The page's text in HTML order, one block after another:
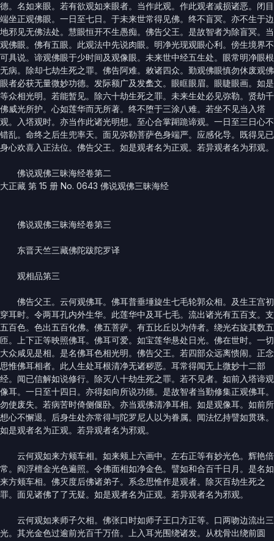
德。名如来眼。若有欲观如来眼者。当作此观。作此观者减损诸恶。闭目
端坐正观佛眼。一日至七日。于未来世常得见佛。终不盲冥。亦不生于边
地邪见无佛法处。慧眼恒开不生愚痴。佛告父王。是故智者为除盲冥。当
观佛眼。佛有五眼。此观法中先说肉眼。明净光现观眼心利。傍生境界不
可具说。谛观佛眼于少时间及观像眼。未来世中经五生处。眼常明净眼根
无病。除却七劫生死之罪。佛告阿难。敕诸四众。勤观佛眼慎勿休废观佛
眼者必获无量微妙功德。发际额广及发䗍文。眼眶眼眉。眼睫眼画。如是
等众相光明。若能暂见。除六十劫生死之罪。未来生处必见弥勒。贤劫千
佛威光所护。心如莲华而无所著。终不堕于三涂八难。若坐不见当入塔
观。入塔观时。亦当作此诸光明想。至心合掌䠒跪谛观。一日至三日心不
错乱。命终之后生兜率天。面见弥勒菩萨色身端严。应感化导。既得见已
身心欢喜入正法位。佛告父王。如是观者名为正观。若异观者名为邪观。
佛说观佛三昧海经卷第二
大正藏 第 15 册 No. 0643 佛说观佛三昧海经
佛说观佛三昧海经卷第三
东晋天竺三藏佛陀跋陀罗译
观相品第三
佛告父王。云何观佛耳。佛耳普垂埵旋生七毛轮郭众相。及生王宫初
穿耳时。令两耳孔内外生华。此莲华中及耳七毛。流出诸光有五百支。支
五百色。色出五百化佛。佛五菩萨。有五比丘以为侍者。绕光右旋其数五
匝。上下正等映照佛耳。佛耳可爱。如宝莲华悬处日光。佛在世时。一切
大众咸见是相。是名佛耳色相光明。佛告父王。若四部众远离愦闹。正念
思惟佛耳相者。此人生处耳根清净无诸秽恶。耳常得闻无上微妙十二部
经。闻已信解如说修行。除灭八十劫生死之罪。若不见者。如前入塔谛观
像耳。一日至十四日。亦得如向所说功德。是故智者当勤修集正观佛耳。
勿使废失。若病苦时倚侧偃卧。亦当观佛清净耳相。如是观像耳。如前所
想心不懈退。后身生处亦常得与陀罗尼人以为眷属。闻法忆持譬如贯珠。
如是观者名为正观。若异观者名为邪观。
云何观如来方颊车相。如来颊上六画中。左右正等有妙光色。辉艳倍
常。阎浮檀金光色遍照。令佛面相如净金色。譬如和合百千日月。是名如
来方颊车相。佛灭度后佛诸弟子。系念思惟作是观者。除灭百劫生死之
罪。面见诸佛了了无疑。如是观者名为正观。若异观者名为邪观。
云何观如来师子欠相。佛张口时如师子王口方正等。口两吻边流出三
光。其光金色过逾前光百千万倍。上入耳光围绕诸发。从枕骨出绕前圆